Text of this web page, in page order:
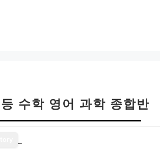
수학 영어 과학 종합반